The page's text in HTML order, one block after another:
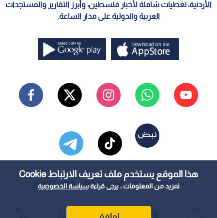
هذا الموقع يستخدم ملف تعريف الارتباط Cookie
لمزيد من المعلومات ، يرجى قراءةسياسة الخصوصية
الأردنية، تغطيات شاملة لأخبار فلسطين، وأبرز التقارير والمستجدات
العربية والدولية على مدار الساعة.
سياسة الخصوصية الملكية الفكرية معايير التصحيح